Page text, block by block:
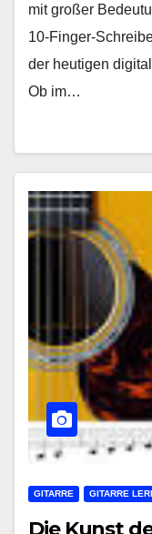
mit großer
10-Finger-
der heutigen
Ob im…
GITARRE GITARRE
Die Kunst